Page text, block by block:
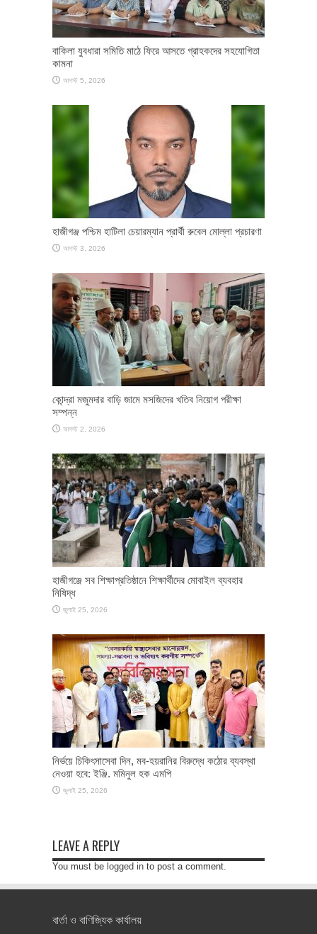
বাকিলা যুবধারা সমিতি মাঠে ফিরে আসতে গ্রাহকদের সহযোগিতা
কামনা
আগস্ট 5, 2026
হাজীগঞ্জ পশ্চিম হাটিলা চেয়ারম্যান প্রার্থী রুবেল মোল্লা প্রচারণা
আগস্ট 3, 2026
কোন্দ্রা মজুমদার বাড়ি জামে মসজিদের খতিব নিয়োগ পরীক্ষা
সম্পন্ন
আগস্ট 2, 2026
হাজীগঞ্জে সব শিক্ষাপ্রতিষ্ঠানে শিক্ষার্থীদের মোবাইল ব্যবহার
নিষিদ্ধ
জুলাই 25, 2026
নির্ভয়ে চিকিৎসাসেবা দিন, মব-হয়রানির বিরুদ্ধে কঠোর ব্যবস্থা
নেওয়া হবে: ইঞ্জি. মমিনুল হক এমপি
জুলাই 25, 2026
LEAVE A REPLY
You must be logged in to post a comment.
বার্তা ও বাণিজ্যিক কার্যালয়